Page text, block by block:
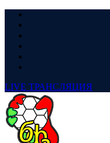
LIVE ТРАНСЛЯЦИЯ